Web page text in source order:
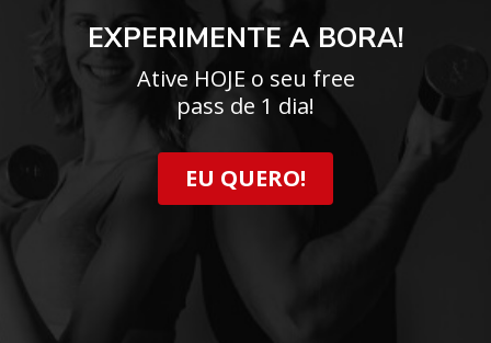
EXPERIMENTE A BORA!
Ative HOJE o seu free
pass de 1 dia!
EU QUERO!